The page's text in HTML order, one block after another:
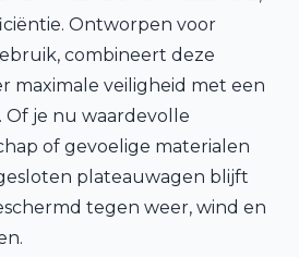
Ontworpen voor
combineert deze
maximale veiligheid met een
je nu waardevolle
of gevoelige materialen
plateauwagen blijft
tegen weer, wind en